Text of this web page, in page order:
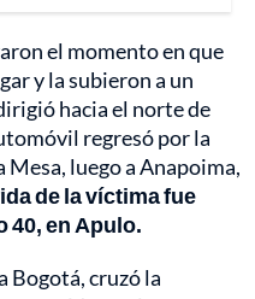
el momento en que
y la subieron a un
hacia el norte de
regresó por la
luego a Anapoima,
de la víctima fue
40, en Apulo.
Bogotá, cruzó la